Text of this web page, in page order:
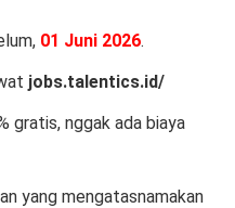
01 Juni 2026.
jobs.talentics.id/
gratis, nggak ada biaya
yang mengatasnamakan